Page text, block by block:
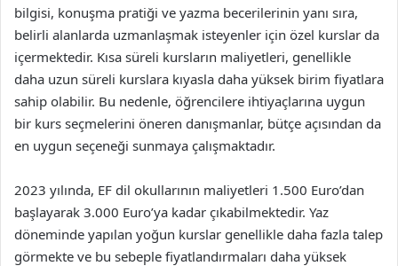
bilgisi, konuşma pratiği ve yazma becerilerinin yanı sıra,
belirli alanlarda uzmanlaşmak isteyenler için özel kurslar da
içermektedir. Kısa süreli kursların maliyetleri, genellikle
daha uzun süreli kurslara kıyasla daha yüksek birim fiyatlara
sahip olabilir. Bu nedenle, öğrencilere ihtiyaçlarına uygun
bir kurs seçmelerini öneren danışmanlar, bütçe açısından da
en uygun seçeneği sunmaya çalışmaktadır.
2023 yılında, EF dil okullarının maliyetleri 1.500 Euro’dan
başlayarak 3.000 Euro’ya kadar çıkabilmektedir. Yaz
döneminde yapılan yoğun kurslar genellikle daha fazla talep
görmekte ve bu sebeple fiyatlandırmaları daha yüksek